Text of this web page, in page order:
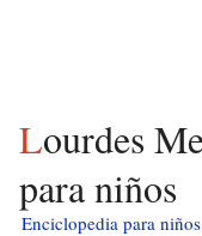
Lourdes Mendoza del Solar
para niños
Enciclopedia para niños